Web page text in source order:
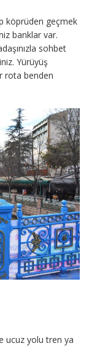
köprüden geçmek
banklar var.
sohbet
Yürüyüş
rota benden
ucuz yolu tren ya